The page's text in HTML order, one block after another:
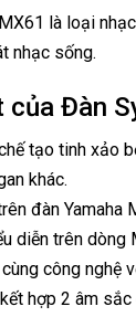
là loại
nhạc sống.
Đàn
tạo tinh xảo
khác.
đàn
diễn trên
công nghệ
hợp 2 âm